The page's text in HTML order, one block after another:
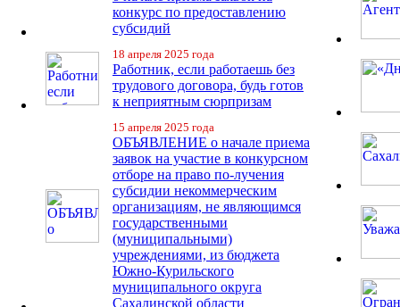
конкурс по предоставлению
субсидий
18 апреля 2025 года
Работник, если работаешь без
трудового договора, будь готов
к неприятным сюрпризам
15 апреля 2025 года
ОБЪЯВЛЕНИЕ о начале приема
заявок на участие в конкурсном
отборе на право по-лучения
субсидии некоммерческим
организациям, не являющимся
государственными
(муниципальными)
учреждениями, из бюджета
Южно-Курильского
муниципального округа
Сахалинской области